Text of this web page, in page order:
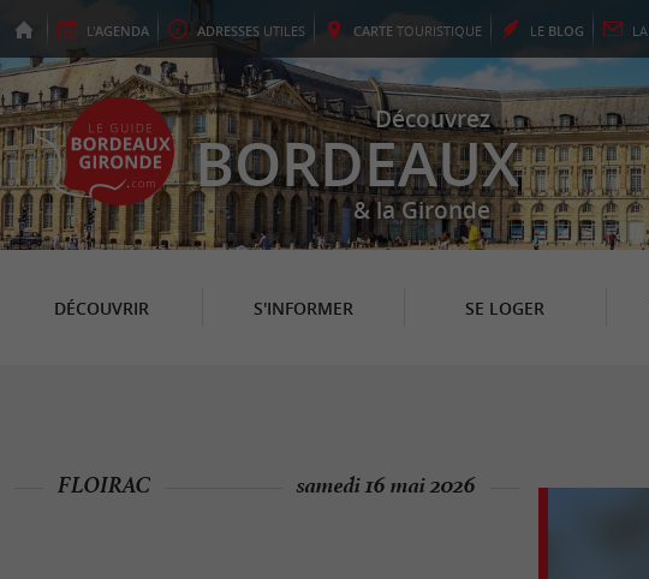
L'AGENDA ADRESSES UTILES CARTE TOURISTIQUE LE BLOG LA
Découvrez
BORDEAUX
& la Gironde
DÉCOUVRIR S'INFORMER SE LOGER
FLOIRAC samedi 16 mai 2026